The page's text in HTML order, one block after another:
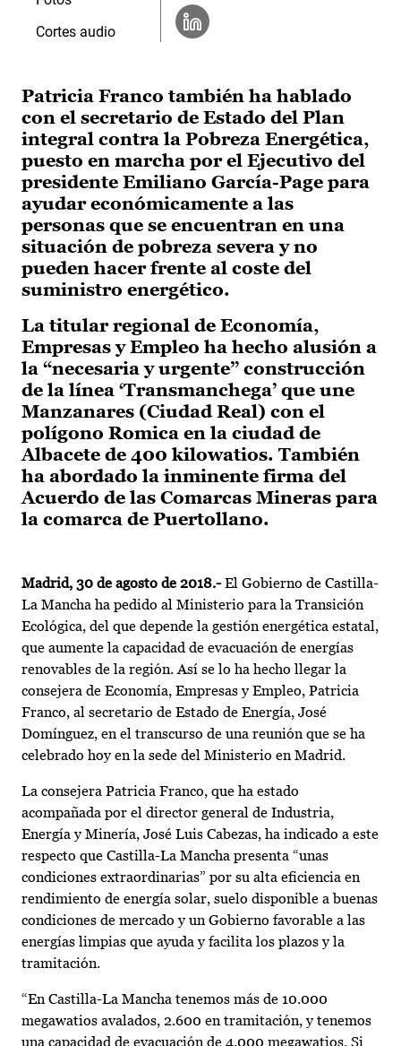
Patricia Franco también ha hablado
con el secretario de Estado del Plan
integral contra la Pobreza Energética,
puesto en marcha por el Ejecutivo del
presidente Emiliano García-Page para
ayudar económicamente a las
personas que se encuentran en una
situación de pobreza severa y no
pueden hacer frente al coste del
suministro energético.
La titular regional de Economía,
Empresas y Empleo ha hecho alusión a
la “necesaria y urgente” construcción
de la línea ‘Transmanchega’ que une
Manzanares (Ciudad Real) con el
polígono Romica en la ciudad de
Albacete de 400 kilowatios. También
ha abordado la inminente firma del
Acuerdo de las Comarcas Mineras para
la comarca de Puertollano.
Madrid, 30 de agosto de 2018.- El Gobierno de Castilla-
La Mancha ha pedido al Ministerio para la Transición
Ecológica, del que depende la gestión energética estatal,
que aumente la capacidad de evacuación de energías
renovables de la región. Así se lo ha hecho llegar la
consejera de Economía, Empresas y Empleo, Patricia
Franco, al secretario de Estado de Energía, José
Domínguez, en el transcurso de una reunión que se ha
celebrado hoy en la sede del Ministerio en Madrid.
La consejera Patricia Franco, que ha estado
acompañada por el director general de Industria,
Energía y Minería, José Luis Cabezas, ha indicado a este
respecto que Castilla-La Mancha presenta “unas
condiciones extraordinarias” por su alta eficiencia en
rendimiento de energía solar, suelo disponible a buenas
condiciones de mercado y un Gobierno favorable a las
energías limpias que ayuda y facilita los plazos y la
tramitación.
“En Castilla-La Mancha tenemos más de 10.000
megawatios avalados, 2.600 en tramitación, y tenemos
una capacidad de evacuación de 4.000 megawatios. Si
Cortes audio